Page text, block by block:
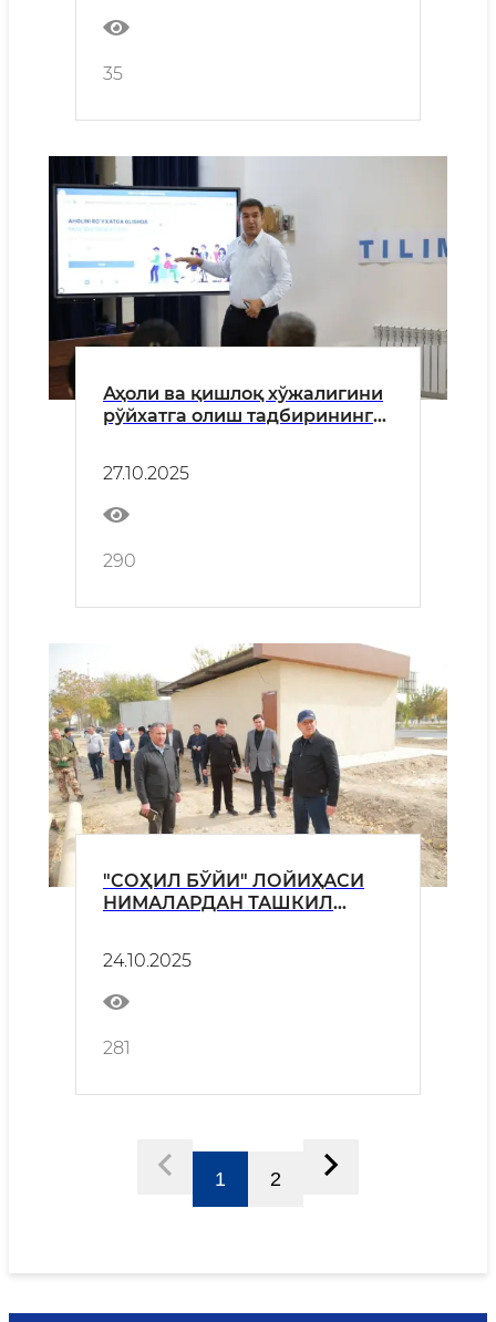
35
Аҳоли ва қишлоқ хўжалигини
рўйхатга олиш тадбирининг
ташкил этилди
27.10.2025
290
"СОҲИЛ БЎЙИ" ЛОЙИҲАСИ
НИМАЛАРДАН ТАШКИЛ
24.10.2025
281
1 2